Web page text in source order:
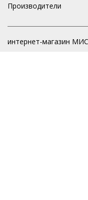
Производители
интернет-магазин